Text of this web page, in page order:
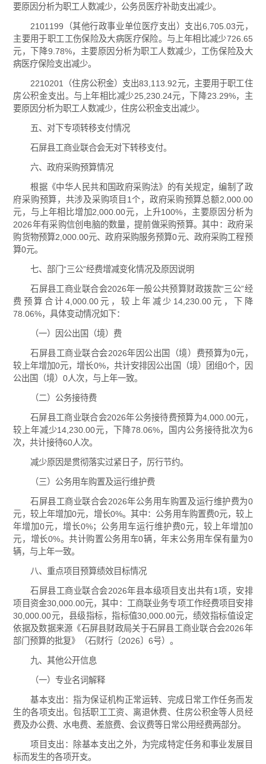
要原因分析为职工人数减少，公务员医疗补助支出减少。
2101199（其他行政事业单位医疗支出）支出6,705.03元，
主要用于职工工伤保险及大病医疗保险。与上年相比减少726.65
元，下降9.78%，主要原因分析为职工人数减少，工伤保险及大
病医疗保险支出减少。
2210201（住房公积金）支出83,113.92元，主要用于职工住
房公积金支出。与上年相比减少25,230.24元，下降23.29%，主
要原因分析为职工人数减少，住房公积金支出减少。
五、对下专项转移支付情况
石屏县工商业联合会无对下转移支付。
六、政府采购预算情况
根据《中华人民共和国政府采购法》的有关规定，编制了政
府采购预算，共涉及采购项目1个，政府采购预算总额2,000.00
元，与上年相比增加2,000.00元，上升100%，主要原因分析为
2026年有采购信创电脑的数量，提前做采购预算。其中：政府采
购货物预算2,000.00元、政府采购服务预算0元、政府采购工程预
算0元。
七、部门“三公”经费增减变化情况及原因说明
石屏县工商业联合会2026年一般公共预算财政拨款“三公”经
费预算合计4,000.00元，较上年减少14,230.00元，下降
78.06%，具体变动情况如下：
（一）因公出国（境）费
石屏县工商业联合会2026年因公出国（境）费预算为0元，
较上年增加0元，增长0%，共计安排因公出国（境）团组0个，因
公出国（境）0人次，与上年一致。
（二）公务接待费
石屏县工商业联合会2026年公务接待费预算为4,000.00元，
较上年减少14,230.00元，下降78.06%，国内公务接待批次为6
次，共计接待60人次。
减少原因是贯彻落实过紧日子，厉行节约。
（三）公务用车购置及运行维护费
石屏县工商业联合会2026年公务用车购置及运行维护费为0
元，较上年增加0元，增长0%。其中：公务用车购置费0元，较上
年增加0元，增长0%；公务用车运行维护费0元，较上年增加0
元，增长0%。共计购置公务用车0辆，年末公务用车保有量为0
辆，与上年一致。
八、重点项目预算绩效目标情况
石屏县工商业联合会2026年县本级项目支出共有1项，安排
项目资金30,000.00元，其中：工商联业务专项工作经费项目安排
30,000.00元，县级指标，指标值30,000.00元，绩效指标值设定
依据及数据来源《石屏县财政局关于石屏县工商业联合会2026年
部门预算的批复》（石财行〔2026〕6号）。
九、其他公开信息
（一）专业名词解释
基本支出：指为保证机构正常运转、完成日常工作任务而发
生的各项支出。包括职工工资、离退休费、住房公积金等人员经
费及办公费、水电费、差旅费、会议费等日常公用经费两部分。
项目支出：除基本支出之外，为完成特定任务和事业发展目
标而发生的各项开支。